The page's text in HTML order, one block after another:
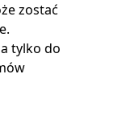
zostać
tylko do